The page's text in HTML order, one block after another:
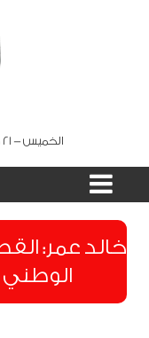
الخميس - 21 صفر 1448 هـ , 06 أغسطس 2026 م
​خالد عمر:
الوطني